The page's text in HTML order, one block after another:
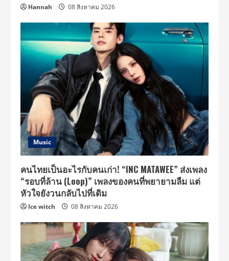
Hannah 08 สิงหาคม 2026
Music
คนไทยเป็นอะไรกับคนเก่า! “INC MATAWEE” ส่งเพลง
“รอบที่ล้าน (Loop)” เพลงของคนที่พยายามลืม แต่
หัวใจยังวนกลับไปที่เดิม
Ice witch 08 สิงหาคม 2026